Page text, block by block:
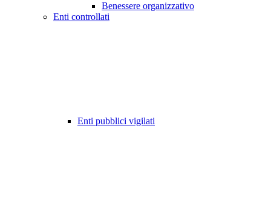
Benessere organizzativo
Enti controllati
Enti pubblici vigilati